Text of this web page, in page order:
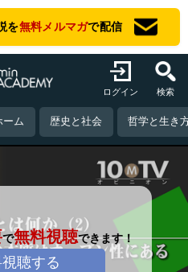
を無料メルマガで配信
ログイン 検索
ーム 歴史と社会 哲学と生き
で無料視聴できます！
聴する